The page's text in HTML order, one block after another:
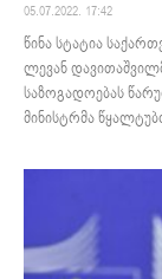
05.07.2022. 17:42
წინა სტატია
ლევან
საზოგადოებას
მინისტრმა